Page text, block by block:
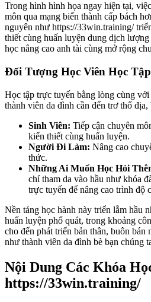
Trong hình hình họa ngay hiện tại,
môn qua mạng biến thành cấp bách
nguyên như https://33win.training/
thiết cùng huấn luyện dung dịch
học nâng cao anh tài cùng mở rộng
Đối Tượng Học Viên Học
Học tập trực tuyến bằng lòng cùng
thành viên da đình cần đến trơ thổ địa,
Sinh Viên: Tiếp cận chuyên
kiến thiết cùng huấn luyện.
Người Đi Làm: Nâng cao
thức.
Những Ai Muốn Học Hỏi
chí tham da vào hầu như khóa
trực tuyến để nâng cao trình độ
Nền tảng học hành này triển lẵm hầu
huấn luyện phổ quát, trong khoảng
cho đến phát triển bản thân, buôn bán
như thành viên da đình bè bạn chúng
Nội Dung Các Khóa
https://33win.training/